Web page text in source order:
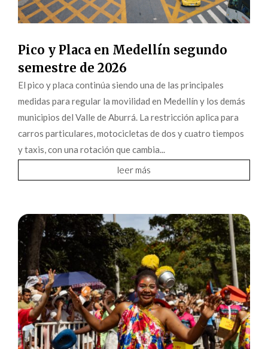
Pico y Placa en Medellín segundo
semestre de 2026
El pico y placa continúa siendo una de las principales
medidas para regular la movilidad en Medellín y los demás
municipios del Valle de Aburrá. La restricción aplica para
carros particulares, motocicletas de dos y cuatro tiempos
y taxis, con una rotación que cambia...
leer más